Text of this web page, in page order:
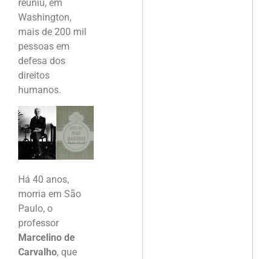
reuniu, em
Washington,
mais de 200 mil
pessoas em
defesa dos
direitos
humanos.
Há 40 anos,
morria em São
Paulo, o
professor
Marcelino de
Carvalho, que